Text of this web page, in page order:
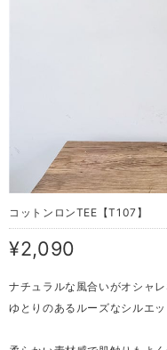
コットンロンTEE【T107】
¥2,090
ナチュラルな風合いがオシャレ
ゆとりのあるルーズなシルエ